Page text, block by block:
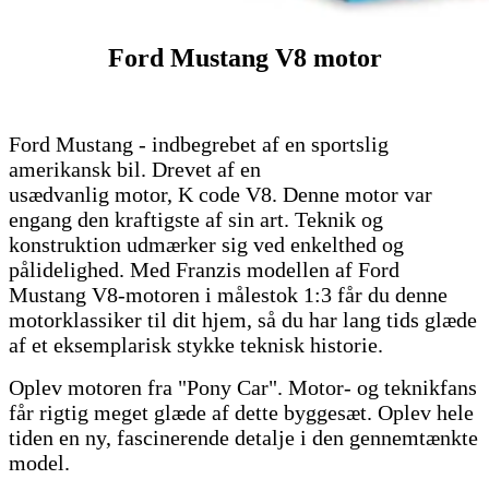
Ford Mustang V8 motor
Ford Mustang - indbegrebet af en sportslig
amerikansk bil. Drevet af en
usædvanlig motor, K code V8. Denne motor var
engang den kraftigste af sin art. Teknik og
konstruktion udmærker sig ved enkelthed og
pålidelighed. Med Franzis modellen af Ford
Mustang V8-motoren i målestok 1:3 får du denne
motorklassiker til dit hjem, så du har lang tids glæde
af et eksemplarisk stykke teknisk historie.
Oplev motoren fra "Pony Car". Motor- og teknikfans
får rigtig meget glæde af dette byggesæt. Oplev hele
tiden en ny, fascinerende detalje i den gennemtænkte
model.